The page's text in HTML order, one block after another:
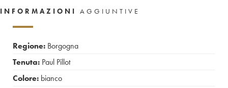
INFORMAZIONI AGGIUNTIVE
Regione: Borgogna
Tenuta: Paul Pillot
Colore: bianco